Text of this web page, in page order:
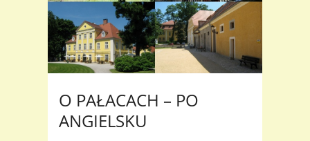
O PAŁACACH – PO
ANGIELSKU